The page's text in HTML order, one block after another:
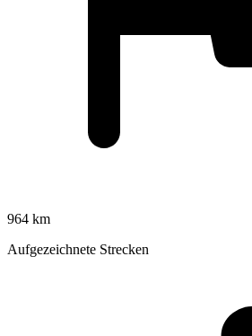
964 km
Aufgezeichnete Strecken